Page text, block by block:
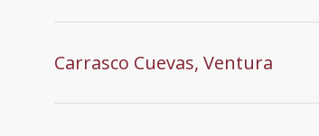
Carrasco Cuevas, Ventura